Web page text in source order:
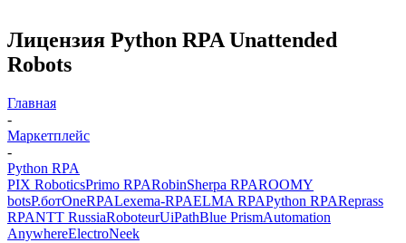
Лицензия Python RPA Unattended
Robots
Главная
-
Маркетплейс
-
Python RPA
PIX RoboticsPrimo RPARobinSherpa RPAROOMY
botsР.ботOneRPALexema-RPAELMA RPAPython RPAReprass
RPANTT RussiaRoboteurUiPathBlue PrismAutomation
AnywhereElectroNeek